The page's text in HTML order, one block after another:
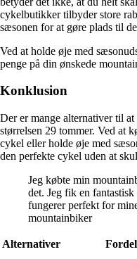
cykelbutikker tilbyder store
sæsonen for at gøre plads til
Ved at holde øje med
penge på din ønskede
Konklusion
Der er mange alternativer til
størrelsen 29 tommer. Ved at
cykel eller holde øje med
den perfekte cykel uden at
Jeg købte min
det. Jeg fik en
fungerer perfekt for
mountainbiker
Alternativer